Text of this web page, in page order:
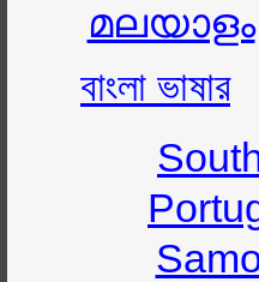
മലയാളം
বাংলা ভাষার